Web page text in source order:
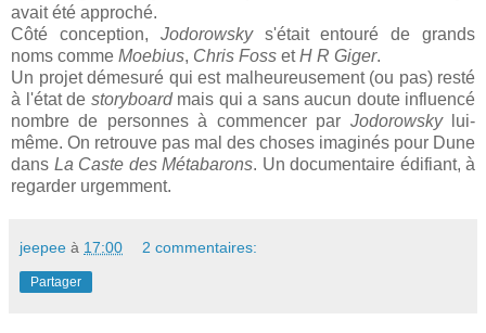
avait été approché.
Côté conception, Jodorowsky s'était entouré de grands
noms comme Moebius, Chris Foss etH R Giger.
Un projet démesuré qui est malheureusement (ou pas) resté
à l'état de storyboard mais qui a sans aucun doute influencé
nombre de personnes à commencer par Jodorowsky
lui-
même. On retrouve pas mal des choses imaginés pour Dune
dans La Caste des Métabarons. Un documentaire édifiant, à
regarder urgemment.
jeepee à 17:00 2 commentaires:
Partager